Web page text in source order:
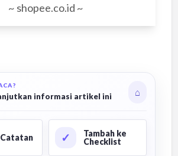
~ shopee.co.id ~
informasi artikel ini ⌂
✓
Tambah ke
Checklist